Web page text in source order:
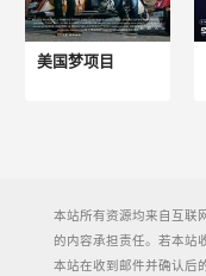
美国梦项目
本站所有资源均来自互联
的内容承担责任。若本站
本站在收到邮件并确认后